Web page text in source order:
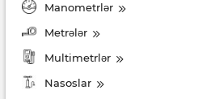
Manometrlər
Metrələr
Multimetrlər
Nasoslar